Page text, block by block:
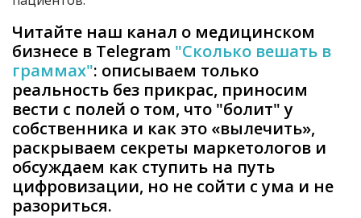
Читайте наш канал о медицинском
бизнесе в Telegram "Сколько вешать в
граммах": описываем только
реальность без прикрас, приносим
вести с полей о том, что "болит" у
собственника и как это «вылечить»,
раскрываем секреты маркетологов и
обсуждаем как ступить на путь
цифровизации, но не сойти с ума и не
разориться.